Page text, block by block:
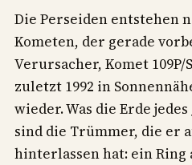
Die Perseiden entstehen
Kometen, der gerade
Verursacher, Komet
zuletzt 1992 in
wieder. Was die Erde
sind die Trümmer, die er
hinterlassen hat: ein Ring